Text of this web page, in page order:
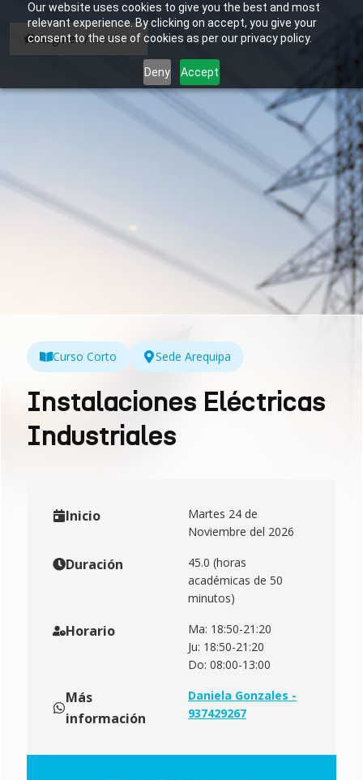
Our website uses cookies to give you the best and most
relevant experience. By clicking on accept, you give your
consent to the use of cookies as per our privacy policy.
Deny Accept
/ Segmento Adulto/ Instalaciones Eléctricas Industriales
Curso Corto Sede Arequipa
Instalaciones Eléctricas
Industriales
Inicio
Martes 24 de
Noviembre del 2026
Duración
45.0 (horas
académicas de 50
minutos)
Horario
Ma: 18:50-21:20
Ju: 18:50-21:20
Do: 08:00-13:00
Más
información
Daniela Gonzales -
937429267